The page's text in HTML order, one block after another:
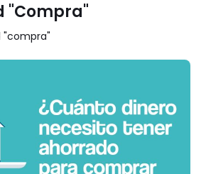
"compra"
"compra"